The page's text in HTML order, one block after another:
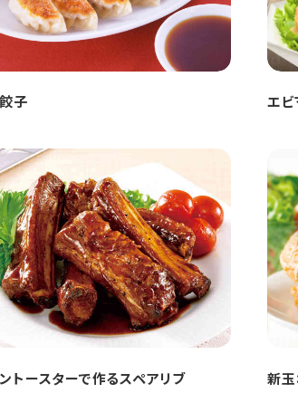
子 エビ
トースターで作るスペアリブ 新